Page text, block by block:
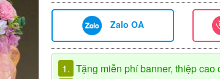
Zalo OA
1. Tặng miễn phí banner, thiệp cao